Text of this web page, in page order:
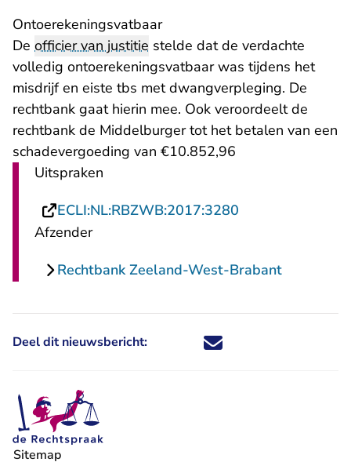
Ontoerekeningsvatbaar
De officier van justitie stelde dat de verdachte
volledig ontoerekeningsvatbaar was tijdens het
misdrijf en eiste tbs met dwangverpleging. De
rechtbank gaat hierin mee. Ook veroordeelt de
rechtbank de Middelburger tot het betalen van een
schadevergoeding van €10.852,96
Uitspraken
ECLI:NL:RBZWB:2017:3280
Afzender
Rechtbank Zeeland-West-Brabant
Deel dit nieuwsbericht: Deel dit nieuwsbericht via X -
Deel dit nieuwsbericht via
Deel dit nieuwsbericht
Deel dit
Sitemap